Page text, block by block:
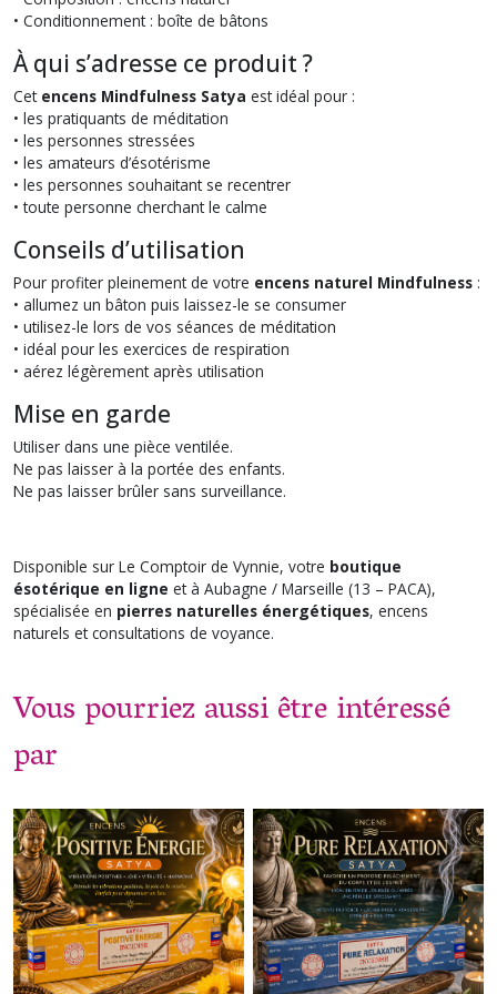
• Conditionnement : boîte de bâtons
À qui s’adresse ce produit ?
Cet encens Mindfulness Satya est idéal pour :
• les pratiquants de méditation
• les personnes stressées
• les amateurs d’ésotérisme
• les personnes souhaitant se recentrer
• toute personne cherchant le calme
Conseils d’utilisation
Pour profiter pleinement de votre encens naturel Mindfulness :
• allumez un bâton puis laissez-le se consumer
• utilisez-le lors de vos séances de méditation
• idéal pour les exercices de respiration
• aérez légèrement après utilisation
Mise en garde
Utiliser dans une pièce ventilée.
Ne pas laisser à la portée des enfants.
Ne pas laisser brûler sans surveillance.
Disponible sur Le Comptoir de Vynnie, votre boutique
ésotérique en ligne et à Aubagne / Marseille (13 – PACA),
spécialisée en pierres naturelles énergétiques, encens
naturels et consultations de voyance.
Vous pourriez aussi être intéressé
par